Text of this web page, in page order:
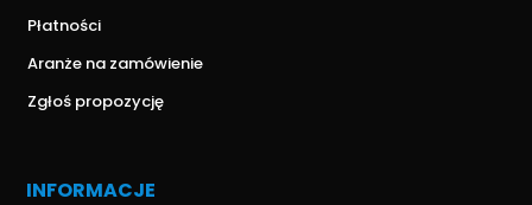
Płatności
Aranże na zamówienie
Zgłoś propozycję
INFORMACJE